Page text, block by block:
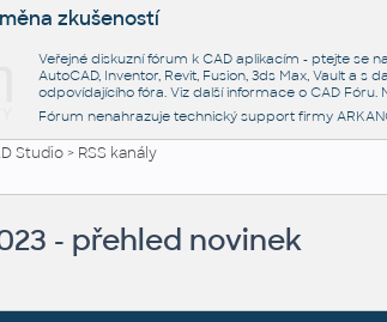
zkušeností
Veřejné diskuzní fórum k CAD aplikacím - ptejte se
AutoCAD, Inventor, Revit, Fusion, 3ds Max, Vault a
odpovídajícího fóra. Viz další informace o CAD Fóru.
Fórum nenahrazuje technický support firmy
Studio> RSS kanály
- přehled novinek